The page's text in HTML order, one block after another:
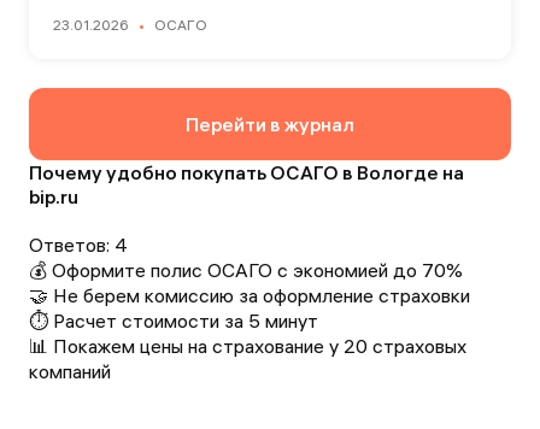
добиться возмещения ущерба от бесполисника
23.01.2026 ОСАГО
Перейти в журнал
Почему удобно покупать ОСАГО в Вологде на
bip.ru
Ответов: 4
💰 Оформите полис ОСАГО с экономией до 70%
🤝 Не берем комиссию за оформление страховки
⏱️ Расчет стоимости за 5 минут
📊 Покажем цены на страхование у 20 страховых
компаний